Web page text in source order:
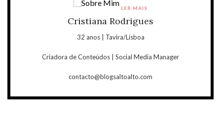
Cristiana Rodrigues
32 anos | Tavira/Lisboa
Criadora de Conteúdos | Social Media Manager
contacto@blogsaltoalto.com
LER MAIS